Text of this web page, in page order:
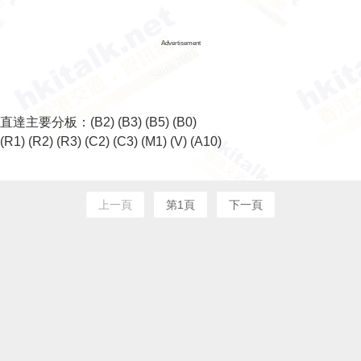
Advertisement
直達主要分板： (B2) (B3) (B5) (B0)
(R1) (R2) (R3) (C2) (C3) (M1) (V) (A10)
上一頁 第1頁 下一頁